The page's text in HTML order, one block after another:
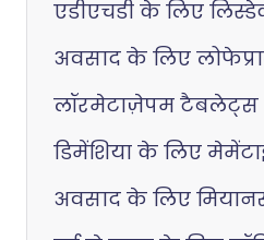
एडीएचडी के लिए
अवसाद के लिए
लॉरमेटाज़ेपम टैबलेट्स
डिमेंशिया के लिए
अवसाद के लिए